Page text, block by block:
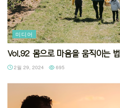
미디어
Vol.92 몸으로 마음을 움직이는 법
2월 29, 2024 695